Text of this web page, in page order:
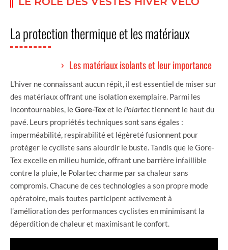
La protection thermique et les matériaux
Les matériaux isolants et leur importance
L’hiver ne connaissant aucun répit, il est essentiel de miser sur
des matériaux offrant une isolation exemplaire. Parmi les
incontournables, leGore-Texet le Polartectiennent le haut du
pavé. Leurs propriétés techniques sont sans égales :
imperméabilité, respirabilité et légèreté fusionnent pour
protéger le cycliste sans alourdir le buste. Tandis que le Gore-
Tex excelle en milieu humide, offrant une barrière infaillible
contre la pluie, le Polartec charme par sa chaleur sans
compromis. Chacune de ces technologies a son propre mode
opératoire, mais toutes participent activement à
l’amélioration des performances cyclistes en minimisant la
déperdition de chaleur et maximisant le confort.